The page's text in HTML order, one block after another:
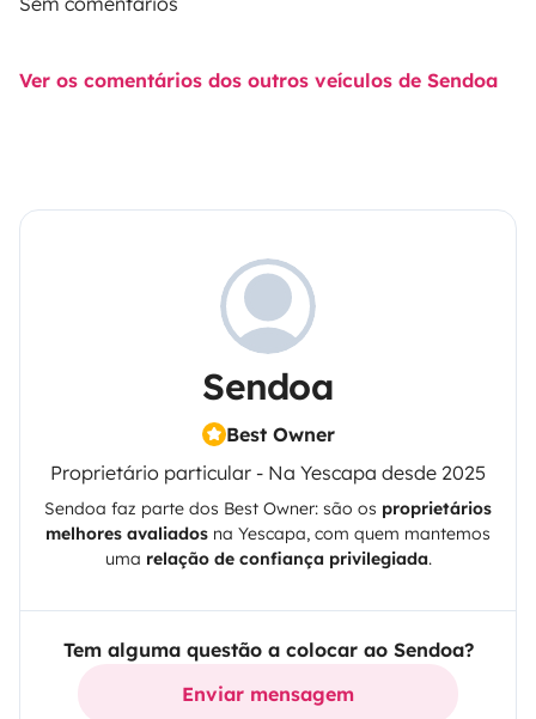
Ver os comentários dos outros veículos de Sendoa
Sendoa
Best Owner
Proprietário particular - Na Yescapa desde 2025
Sendoa faz parte dos Best Owner: são os proprietários
melhores avaliados na Yescapa, com quem mantemos
uma relação de confiança privilegiada.
Tem alguma questão a colocar ao Sendoa?
Enviar mensagem